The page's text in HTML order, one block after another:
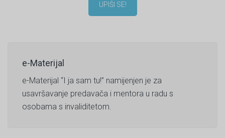
UPIŠI SE!
e-Materijal
e-Materijal “I ja sam tu!” namijenjen je za
usavršavanje predavača i mentora u radu s
osobama s invaliditetom.